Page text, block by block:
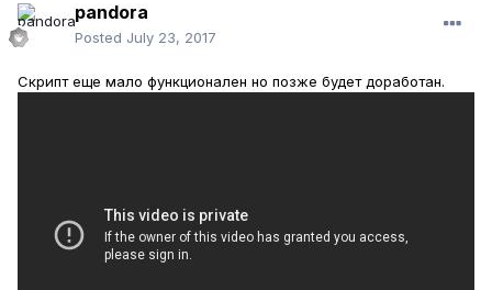
pandora
Posted July 23, 2017
Скрипт еще мало функционален но позже будет доработан.